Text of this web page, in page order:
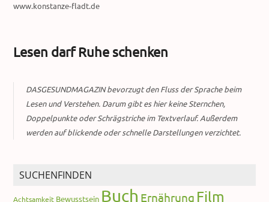
www.konstanze-fladt.de
Lesen darf Ruhe schenken
DASGESUNDMAGAZIN bevorzugt den Fluss der Sprache beim
Lesen und Verstehen. Darum gibt es hier keine Sternchen,
Doppelpunkte oder Schrägstriche im Textverlauf. Außerdem
werden auf blickende oder schnelle Darstellungen verzichtet.
SUCHENFINDEN
Achtsamkeit Bewusstsein Buch Ernährung Film